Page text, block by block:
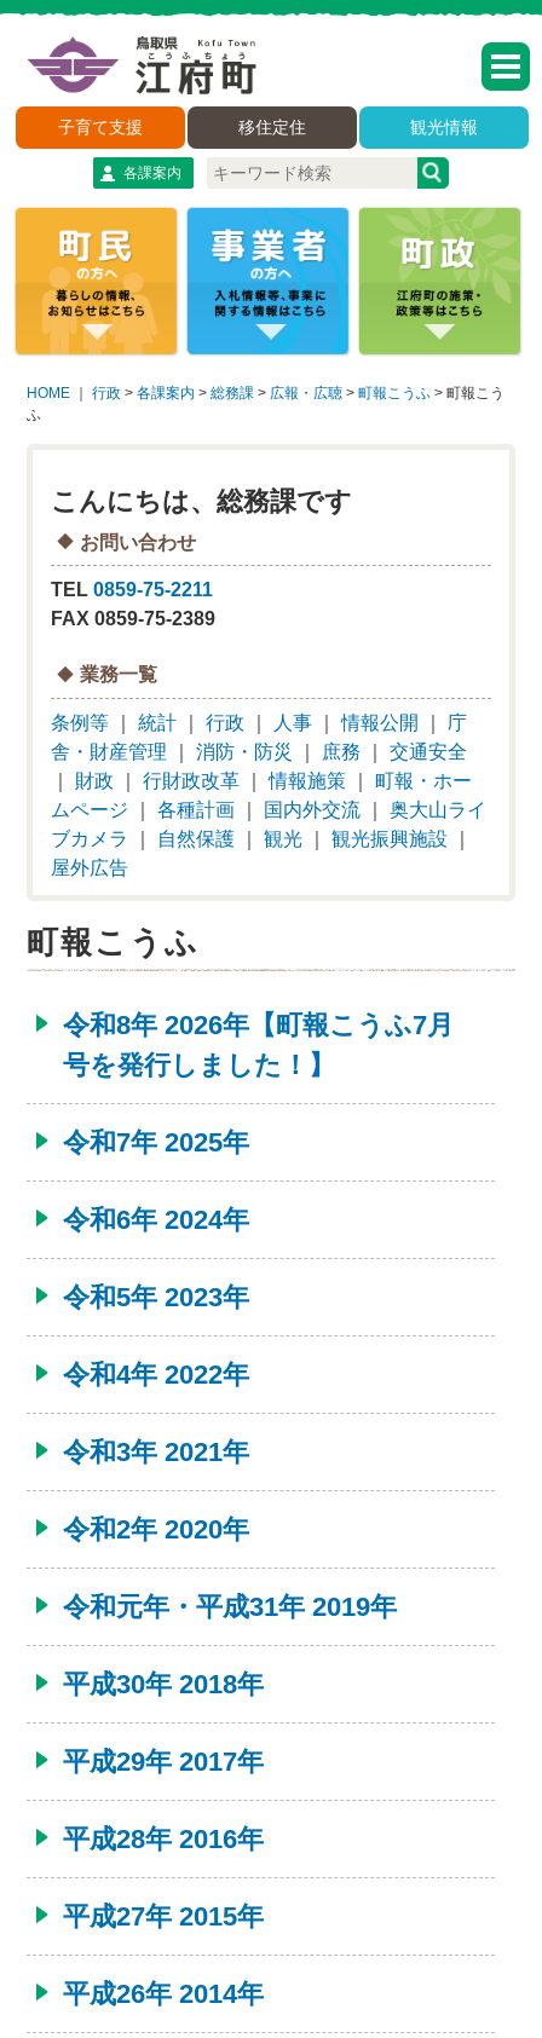
子育て支援 移住定住 観光情報
各課案内
HOME ｜行政 >各課案内 >総務課 > 広報・広聴 >町報こうふ >町報こう
ふ
こんにちは、総務課です
お問い合わせ
TEL0859-75-2211
FAX 0859-75-2389
業務一覧
条例等 ｜統計 ｜行政 人事 ｜情報公開
庁
舎・財産管理 ｜消防・防災 庶務 ｜交通安全
財政 ｜行財政改革 ｜情報施策 ｜町報・ホー
ムページ ｜各種計画 国内外交流 ｜奥大山ライ
ブカメラ
自然保護 ｜観光 ｜観光振興施設
屋外広告
町報こうふ
令和8年 2026年【町報こうふ7月
号を発行しました！】
令和7年 2025年
令和6年 2024年
令和5年 2023年
令和4年 2022年
令和3年 2021年
令和2年 2020年
令和元年・平成31年 2019年
平成30年 2018年
平成29年 2017年
平成28年 2016年
平成27年 2015年
平成26年 2014年